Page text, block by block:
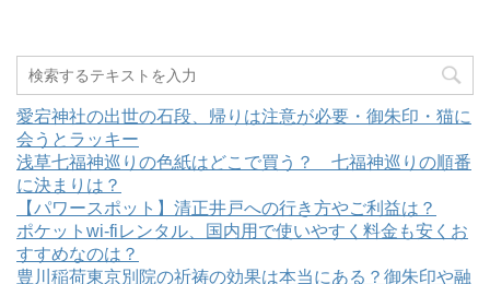
愛宕神社の出世の石段、帰りは注意が必要・御朱印・猫に
会うとラッキー
浅草七福神巡りの色紙はどこで買う？ 七福神巡りの順番
に決まりは？
【パワースポット】清正井戸への行き方やご利益は？
ポケットwi-fiレンタル、国内用で使いやすく料金も安くお
すすめなのは？
豊川稲荷東京別院の祈祷の効果は本当にある？御朱印や融